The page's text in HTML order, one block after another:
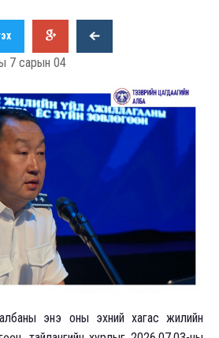
7 сарын 04
энэ оны эхний хагас жилийн